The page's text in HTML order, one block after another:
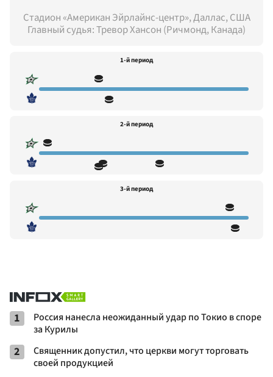
Стадион «Американ Эйрлайнс-центр», Даллас, США
Главный судья: Тревор Хансон (Ричмонд, Канада)
1-й период
2-й период
3-й период
1
Россия нанесла неожиданный удар по Токио в споре
за Курилы
2
Священник допустил, что церкви могут торговать
своей продукцией